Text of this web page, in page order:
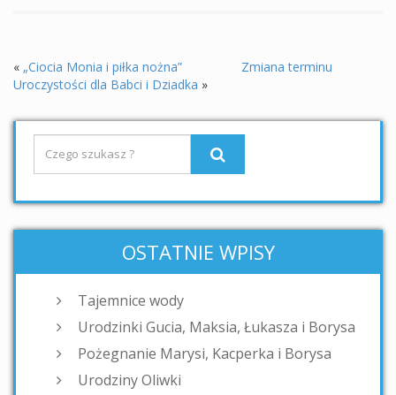
« „Ciocia Monia i piłka nożna”
Zmiana terminu
Uroczystości dla Babci i Dziadka »
OSTATNIE WPISY
Tajemnice wody
Urodzinki Gucia, Maksia, Łukasza i Borysa
Pożegnanie Marysi, Kacperka i Borysa
Urodziny Oliwki